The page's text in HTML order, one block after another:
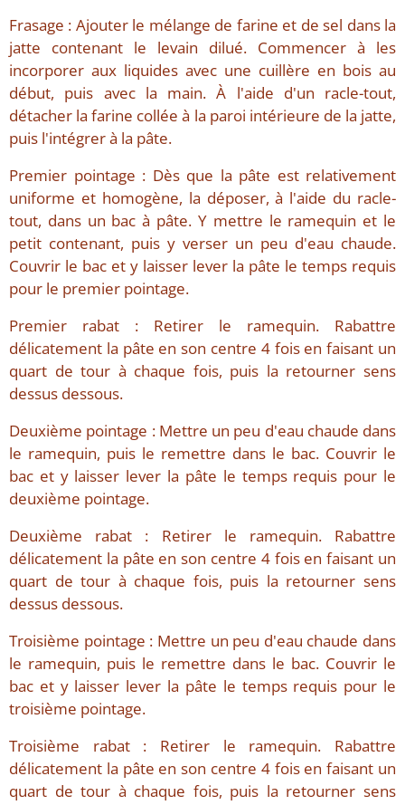
Frasage : Ajouter le mélange de farine et de sel dans la
jatte contenant le levain dilué. Commencer à les
incorporer aux liquides avec une cuillère en bois au
début, puis avec la main. À l'aide d'un racle-tout,
détacher la farine collée à la paroi intérieure de la jatte,
puis l'intégrer à la pâte.
Premier pointage : Dès que la pâte est relativement
uniforme et homogène, la déposer, à l'aide du racle-
tout, dans un bac à pâte. Y mettre le ramequin et le
petit contenant, puis y verser un peu d'eau chaude.
Couvrir le bac et y laisser lever la pâte le temps requis
pour le premier pointage.
Premier rabat : Retirer le ramequin. Rabattre
délicatement la pâte en son centre 4 fois en faisant un
quart de tour à chaque fois, puis la retourner sens
dessus dessous.
Deuxième pointage : Mettre un peu d'eau chaude dans
le ramequin, puis le remettre dans le bac. Couvrir le
bac et y laisser lever la pâte le temps requis pour le
deuxième pointage.
Deuxième rabat : Retirer le ramequin. Rabattre
délicatement la pâte en son centre 4 fois en faisant un
quart de tour à chaque fois, puis la retourner sens
dessus dessous.
Troisième pointage : Mettre un peu d'eau chaude dans
le ramequin, puis le remettre dans le bac. Couvrir le
bac et y laisser lever la pâte le temps requis pour le
troisième pointage.
Troisième rabat : Retirer le ramequin. Rabattre
délicatement la pâte en son centre 4 fois en faisant un
quart de tour à chaque fois, puis la retourner sens